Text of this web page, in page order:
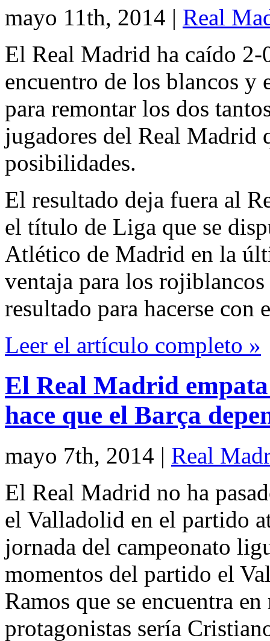
mayo 11th, 2014 | Real
El Real Madrid ha caído 2-
encuentro de los blancos y
para remontar los dos
jugadores del Real Madrid
posibilidades.
El resultado deja fuera al
el título de Liga que se
Atlético de Madrid en la
ventaja para los
resultado para hacerse con
Leer el artículo completo »
El Real Madrid
hace que el Barça
mayo 7th, 2014 | Real
El Real Madrid no ha
el Valladolid en el partido
jornada del campeonato
momentos del partido el
Ramos que se encuentra
protagonistas sería